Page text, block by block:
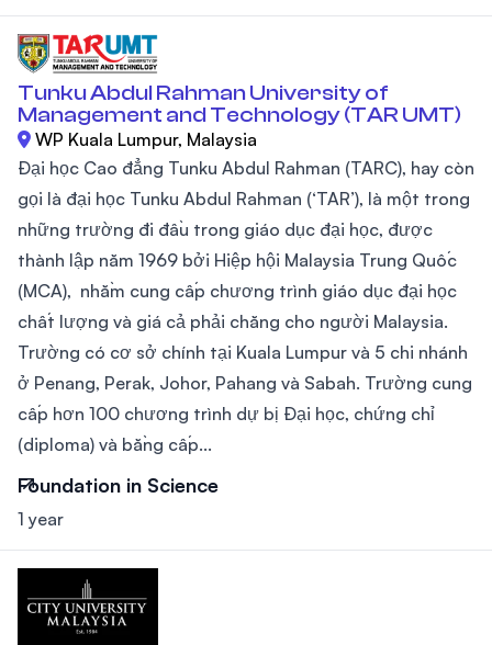
Tunku Abdul Rahman University of
Management and Technology (TAR UMT)
WP Kuala Lumpur, Malaysia
Đại học Cao đẳng Tunku Abdul Rahman (TARC), hay còn
gọi là đại học Tunku Abdul Rahman (‘TAR’), là một trong
những trường đi đầu trong giáo dục đại học, được
thành lập năm 1969 bởi Hiệp hội Malaysia Trung Quốc
(MCA), nhằm cung cấp chương trình giáo dục đại học
chất lượng và giá cả phải chăng cho người Malaysia.
Trường có cơ sở chính tại Kuala Lumpur và 5 chi nhánh
ở Penang, Perak, Johor, Pahang và Sabah. Trường cung
cấp hơn 100 chương trình dự bị Đại học, chứng chỉ
(diploma) và bằng cấp...
Foundation in Science
1 year